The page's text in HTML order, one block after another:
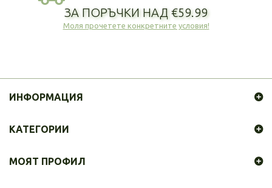
ЗА ПОРЪЧКИ НАД €59.99
Моля прочетете конкретните условия!
ИНФОРМАЦИЯ
КАТЕГОРИИ
МОЯТ ПРОФИЛ